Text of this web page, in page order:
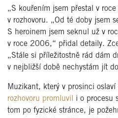
„S kouřením jsem přestal v
v rozhovoru. „Od té doby jsem
S heroinem jsem seknul už v
v roce 2006,“ přidal detaily.
„Stále si příležitostně rád dám
v nejbližší době nechystám jít
Muzikant, který v prosinci oslaví
rozhovoru promluvil
i o procesu
tom po fyzické stránce, je